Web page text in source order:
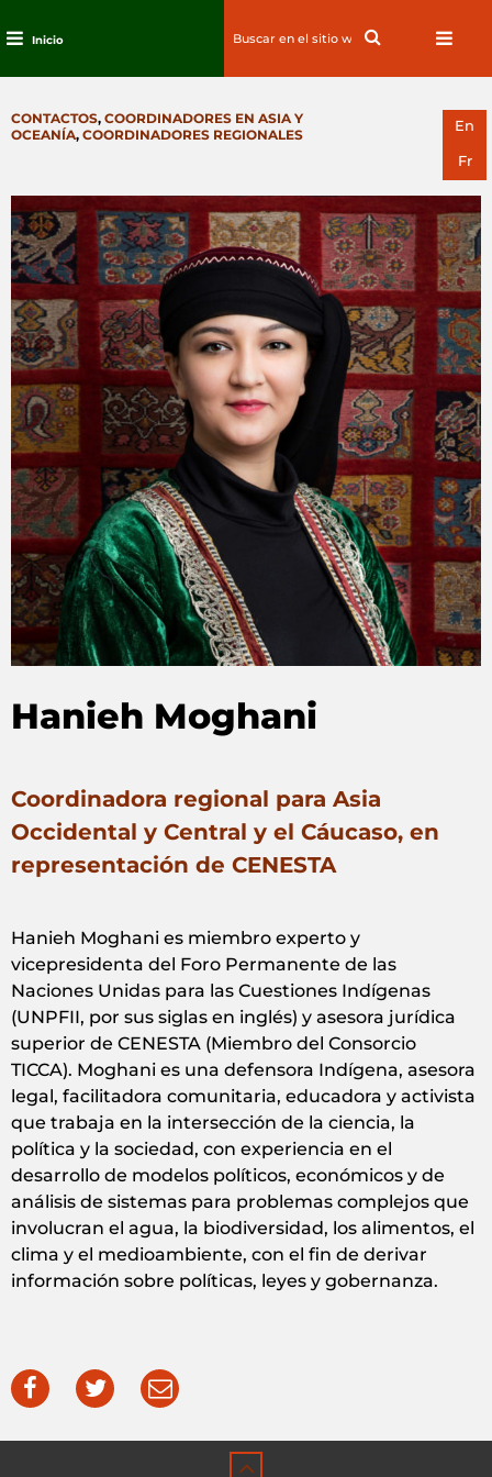
contenido
Inicio
Search
En
Fr
CATEGORIES
CONTACTOS, COORDINADORES EN ASIA Y
OCEANÍA, COORDINADORES REGIONALES
Hanieh Moghani
Coordinadora regional para Asia
Occidental y Central y el Cáucaso, en
representación de CENESTA
Hanieh Moghani es miembro experto y
vicepresidenta del Foro Permanente de las
Naciones Unidas para las Cuestiones Indígenas
(UNPFII, por sus siglas en inglés) y asesora jurídica
superior de CENESTA (Miembro del Consorcio
TICCA). Moghani es una defensora Indígena, asesora
legal, facilitadora comunitaria, educadora y activista
que trabaja en la intersección de la ciencia, la
política y la sociedad, con experiencia en el
desarrollo de modelos políticos, económicos y de
análisis de sistemas para problemas complejos que
involucran el agua, la biodiversidad, los alimentos, el
clima y el medioambiente, con el fin de derivar
información sobre políticas, leyes y gobernanza.